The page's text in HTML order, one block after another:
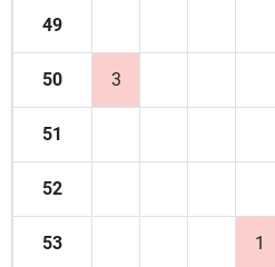
49
50 3
51
52
53 1